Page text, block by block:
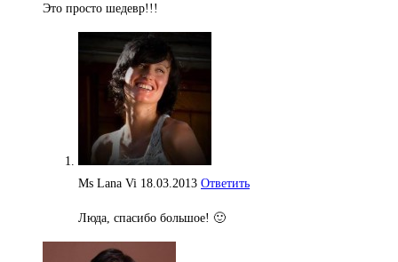
Это просто шедевр!!!
Ms Lana Vi 18.03.2013 Ответить
Люда, спасибо большое! 🙂